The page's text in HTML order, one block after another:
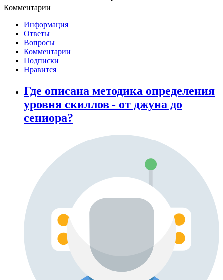
Комментарии
Информация
Ответы
Вопросы
Комментарии
Подписки
Нравится
Где описана методика определения
уровня скиллов - от джуна до
сениора?